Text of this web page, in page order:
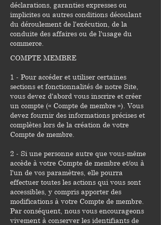
déclarations, garanties expresses ou
implicites ou autres conditions découlant
du déroulement de l'exécution, de la
conduite des affaires ou de l'usage du
commerce.
COMPTE MEMBRE
1 - Pour accéder et utiliser certaines
sections et fonctionnalités de notre Site,
vous devez d'abord vous inscrire et créer
un compte (« Compte de membre »). Vous
devez fournir des informations précises et
complètes lors de la création de votre
Compte de membre.
2 - Si une personne autre que vous-même
accède à votre Compte de membre et/ou à
l'un de vos paramètres, elle pourra
effectuer toutes les actions qui vous sont
accessibles, y compris apporter des
modifications à votre Compte de membre.
Par conséquent, nous vous encourageons
vivement à conserver les identifiants de